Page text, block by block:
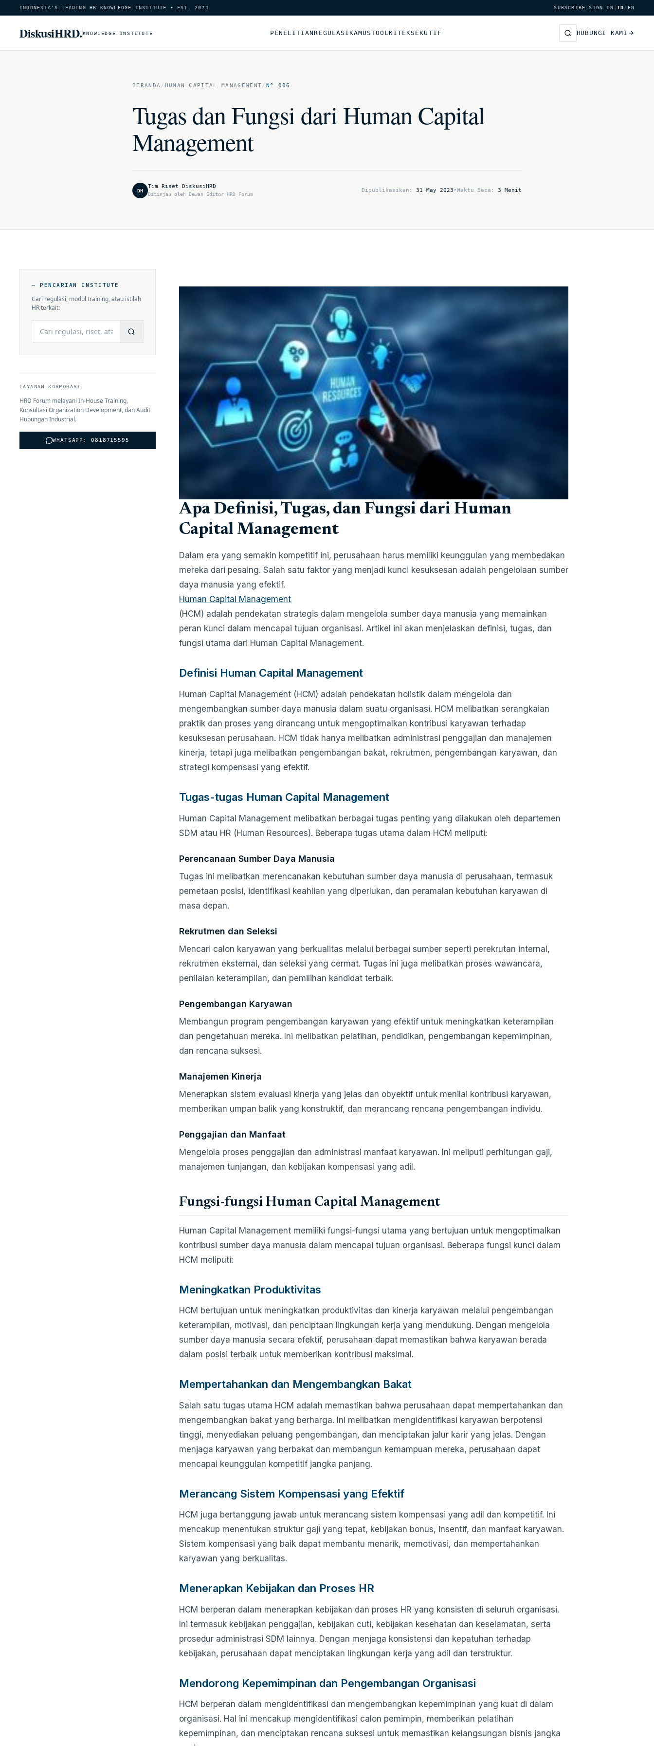
INDONESIA'S LEADING HR KNOWLEDGE INSTITUTE • EST. 2024 SUBSCRIBE |SIGN IN ID/ EN
DiskusiHRD.KNOWLEDGE INSTITUTE PENELITIANREGULASIKAMUSTOOLKITEKSEKUTIF HUBUNGI KAMI
BERANDA/ HUMAN CAPITAL MANAGEMENT/ Nº 006
Tugas dan Fungsi dari Human Capital
Management
DH
Tim Riset DiskusiHRD
Ditinjau oleh Dewan Editor HRD Forum
Dipublikasikan: 31 May 2023•Waktu Baca: 3 Menit
— PENCARIAN INSTITUTE
Cari regulasi, modul training, atau istilah
HR terkait:
Cari
LAYANAN KORPORASI
HRD Forum melayani In-House Training,
Konsultasi Organization Development, dan Audit
Hubungan Industrial.
WHATSAPP: 0818715595
Apa Definisi, Tugas, dan Fungsi dari Human
Capital Management
Dalam era yang semakin kompetitif ini, perusahaan harus memiliki keunggulan yang membedakan
mereka dari pesaing. Salah satu faktor yang menjadi kunci kesuksesan adalah pengelolaan sumber
daya manusia yang efektif.
Human Capital Management
(HCM) adalah pendekatan strategis dalam mengelola sumber daya manusia yang memainkan
peran kunci dalam mencapai tujuan organisasi. Artikel ini akan menjelaskan definisi, tugas, dan
fungsi utama dari Human Capital Management.
Definisi Human Capital Management
Human Capital Management (HCM) adalah pendekatan holistik dalam mengelola dan
mengembangkan sumber daya manusia dalam suatu organisasi. HCM melibatkan serangkaian
praktik dan proses yang dirancang untuk mengoptimalkan kontribusi karyawan terhadap
kesuksesan perusahaan. HCM tidak hanya melibatkan administrasi penggajian dan manajemen
kinerja, tetapi juga melibatkan pengembangan bakat, rekrutmen, pengembangan karyawan, dan
strategi kompensasi yang efektif.
Tugas-tugas Human Capital Management
Human Capital Management melibatkan berbagai tugas penting yang dilakukan oleh departemen
SDM atau HR (Human Resources). Beberapa tugas utama dalam HCM meliputi:
Perencanaan Sumber Daya Manusia
Tugas ini melibatkan merencanakan kebutuhan sumber daya manusia di perusahaan, termasuk
pemetaan posisi, identifikasi keahlian yang diperlukan, dan peramalan kebutuhan karyawan di
masa depan.
Rekrutmen dan Seleksi
Mencari calon karyawan yang berkualitas melalui berbagai sumber seperti perekrutan internal,
rekrutmen eksternal, dan seleksi yang cermat. Tugas ini juga melibatkan proses wawancara,
penilaian keterampilan, dan pemilihan kandidat terbaik.
Pengembangan Karyawan
Membangun program pengembangan karyawan yang efektif untuk meningkatkan keterampilan
dan pengetahuan mereka. Ini melibatkan pelatihan, pendidikan, pengembangan kepemimpinan,
dan rencana suksesi.
Manajemen Kinerja
Menerapkan sistem evaluasi kinerja yang jelas dan obyektif untuk menilai kontribusi karyawan,
memberikan umpan balik yang konstruktif, dan merancang rencana pengembangan individu.
Penggajian dan Manfaat
Mengelola proses penggajian dan administrasi manfaat karyawan. Ini meliputi perhitungan gaji,
manajemen tunjangan, dan kebijakan kompensasi yang adil.
Fungsi-fungsi Human Capital Management
Human Capital Management memiliki fungsi-fungsi utama yang bertujuan untuk mengoptimalkan
kontribusi sumber daya manusia dalam mencapai tujuan organisasi. Beberapa fungsi kunci dalam
HCM meliputi:
Meningkatkan Produktivitas
HCM bertujuan untuk meningkatkan produktivitas dan kinerja karyawan melalui pengembangan
keterampilan, motivasi, dan penciptaan lingkungan kerja yang mendukung. Dengan mengelola
sumber daya manusia secara efektif, perusahaan dapat memastikan bahwa karyawan berada
dalam posisi terbaik untuk memberikan kontribusi maksimal.
Mempertahankan dan Mengembangkan Bakat
Salah satu tugas utama HCM adalah memastikan bahwa perusahaan dapat mempertahankan dan
mengembangkan bakat yang berharga. Ini melibatkan mengidentifikasi karyawan berpotensi
tinggi, menyediakan peluang pengembangan, dan menciptakan jalur karir yang jelas. Dengan
menjaga karyawan yang berbakat dan membangun kemampuan mereka, perusahaan dapat
mencapai keunggulan kompetitif jangka panjang.
Merancang Sistem Kompensasi yang Efektif
HCM juga bertanggung jawab untuk merancang sistem kompensasi yang adil dan kompetitif. Ini
mencakup menentukan struktur gaji yang tepat, kebijakan bonus, insentif, dan manfaat karyawan.
Sistem kompensasi yang baik dapat membantu menarik, memotivasi, dan mempertahankan
karyawan yang berkualitas.
Menerapkan Kebijakan dan Proses HR
HCM berperan dalam menerapkan kebijakan dan proses HR yang konsisten di seluruh organisasi.
Ini termasuk kebijakan penggajian, kebijakan cuti, kebijakan kesehatan dan keselamatan, serta
prosedur administrasi SDM lainnya. Dengan menjaga konsistensi dan kepatuhan terhadap
kebijakan, perusahaan dapat menciptakan lingkungan kerja yang adil dan terstruktur.
Mendorong Kepemimpinan dan Pengembangan Organisasi
HCM berperan dalam mengidentifikasi dan mengembangkan kepemimpinan yang kuat di dalam
organisasi. Hal ini mencakup mengidentifikasi calon pemimpin, memberikan pelatihan
kepemimpinan, dan menciptakan rencana suksesi untuk memastikan kelangsungan bisnis jangka